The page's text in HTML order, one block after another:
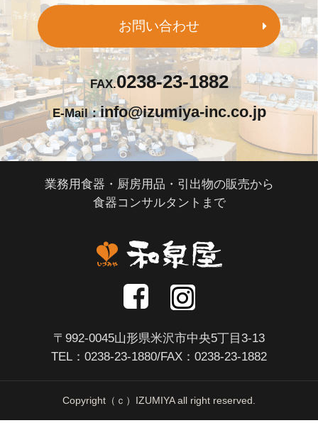
お問い合わせ
FAX.0238-23-1882
E-Mail：info@izumiya-inc.co.jp
業務用食器・厨房用品・引出物の販売から
食器コンサルタントまで
〒992-0045山形県米沢市中央5丁目3-13
TEL： 0238-23-1880/FAX：0238-23-1882
Copyright（ｃ）IZUMIYA all right reserved.